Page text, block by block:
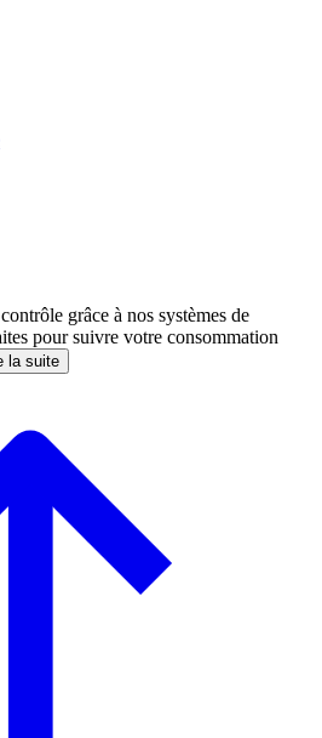
grâce à nos systèmes de
pour suivre votre consommation
la suite